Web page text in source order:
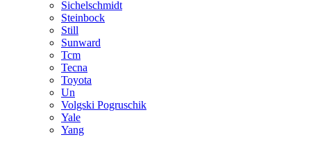
Sichelschmidt
Steinbock
Still
Sunward
Tcm
Tecna
Toyota
Un
Volgski Pogruschik
Yale
Yang